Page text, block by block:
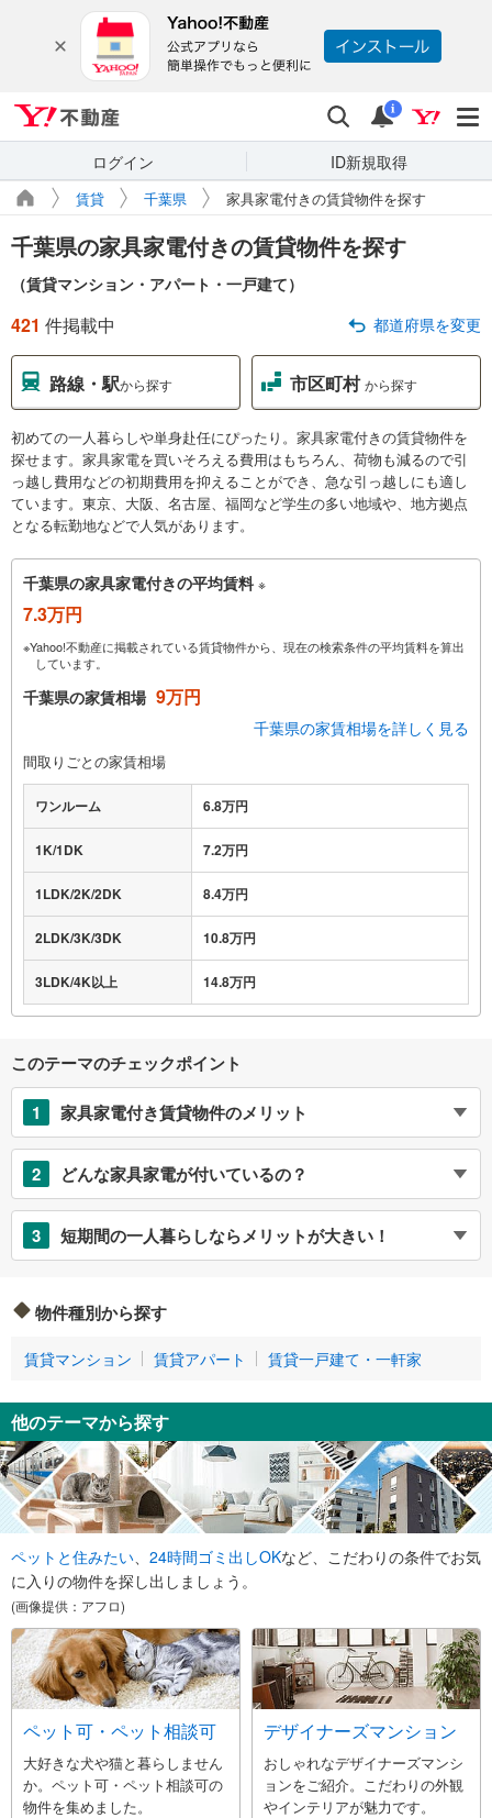
検索 通知
i
ログイン ID新規取得
賃貸 千葉県 家具家電付きの賃貸物件を探す
千葉県の家具家電付きの賃貸物件を探す
（賃貸マンション・アパート・一戸建て）
421 件掲載中 都道府県を変更
路線・駅から探す 市区町村から探す
初めての一人暮らしや単身赴任にぴったり。家具家電付きの賃貸物件を
探せます。家具家電を買いそろえる費用はもちろん、荷物も減るので引
っ越し費用などの初期費用を抑えることができ、急な引っ越しにも適し
ています。東京、大阪、名古屋、福岡など学生の多い地域や、地方拠点
となる転勤地などで人気があります。
千葉県の家具家電付きの平均賃料 ※
7.3万円
※Yahoo!不動産に掲載されている賃貸物件から、現在の検索条件の平均賃料を算出
しています。
千葉県の家賃相場 9万円
千葉県の家賃相場を詳しく見る
間取りごとの家賃相場
ワンルーム 6.8万円
1K/1DK 7.2万円
1LDK/2K/2DK 8.4万円
2LDK/3K/3DK 10.8万円
3LDK/4K以上 14.8万円
このテーマのチェックポイント
1 家具家電付き賃貸物件のメリット
2 どんな家具家電が付いているの？
3 短期間の一人暮らしならメリットが大きい！
物件種別から探す
賃貸マンション 賃貸アパート 賃貸一戸建て・一軒家
他のテーマから探す
ペットと住みたい 24時間ゴミ出しOKなど、こだわりの条件でお気
に入りの物件を探し出しましょう。
(画像提供：アフロ)
ペット可・ペット相談可
大好きな犬や猫と暮らしません
か。ペット可・ペット相談可の
物件を集めました。
デザイナーズマンション
おしゃれなデザイナーズマンシ
ョンをご紹介。こだわりの外観
やインテリアが魅力です。